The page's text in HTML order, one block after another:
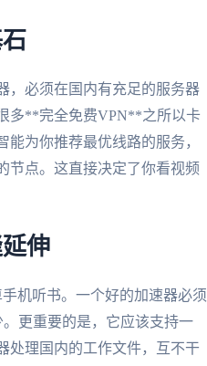
，必须在国内有充足的服务器
多**完全免费VPN**之所以卡
为你推荐最优线路的服务，
节点。这直接决定了你看视频
伸
机听书。一个好的加速器必须
更重要的是，它应该支持一
处理国内的工作文件，互不干